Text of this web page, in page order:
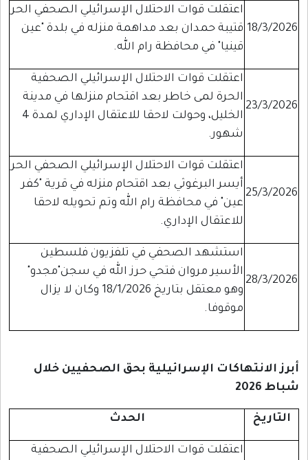
18/3/2026
اعتقلت قوات الاحتلال الإسرائيلي الصحفي الحر
قتيبة حمدان بعد مداهمة منزله في بلدة "عين
قينيا" في محافظة رام الله.
23/3/2026
اعتقلت قوات الاحتلال الإسرائيلي الصحفية
الحرة لمى خاطر بعد اقتحام منزلها في مدينة
الخليل، وحولت لاحقا للاعتقال الإداري لمدة 4
شهور.
25/3/2026
اعتقلت قوات الاحتلال الإسرائيلي الصحفي الحر
أيسر البرغوثي بعد اقتحام منزله في قرية "كفر
عين" في محافظة رام الله وتم تحويله لاحقا
للاعتقال الإداري.
28/3/2026
استشهد الصحفي في تلفزيون فلسطين
الأسير مروان فتحي حرز الله في سجن"مجدو"
وهو معتقل بتاريخ 18/1/2026 وكان لا يزال
موقوفا.
أبرز الانتهاكات الإسرائيلية بحق الصحفيين خلال
شباط 2026
التاريخ الحدث
اعتقلت قوات الاحتلال الإسرائيلي الصحفية